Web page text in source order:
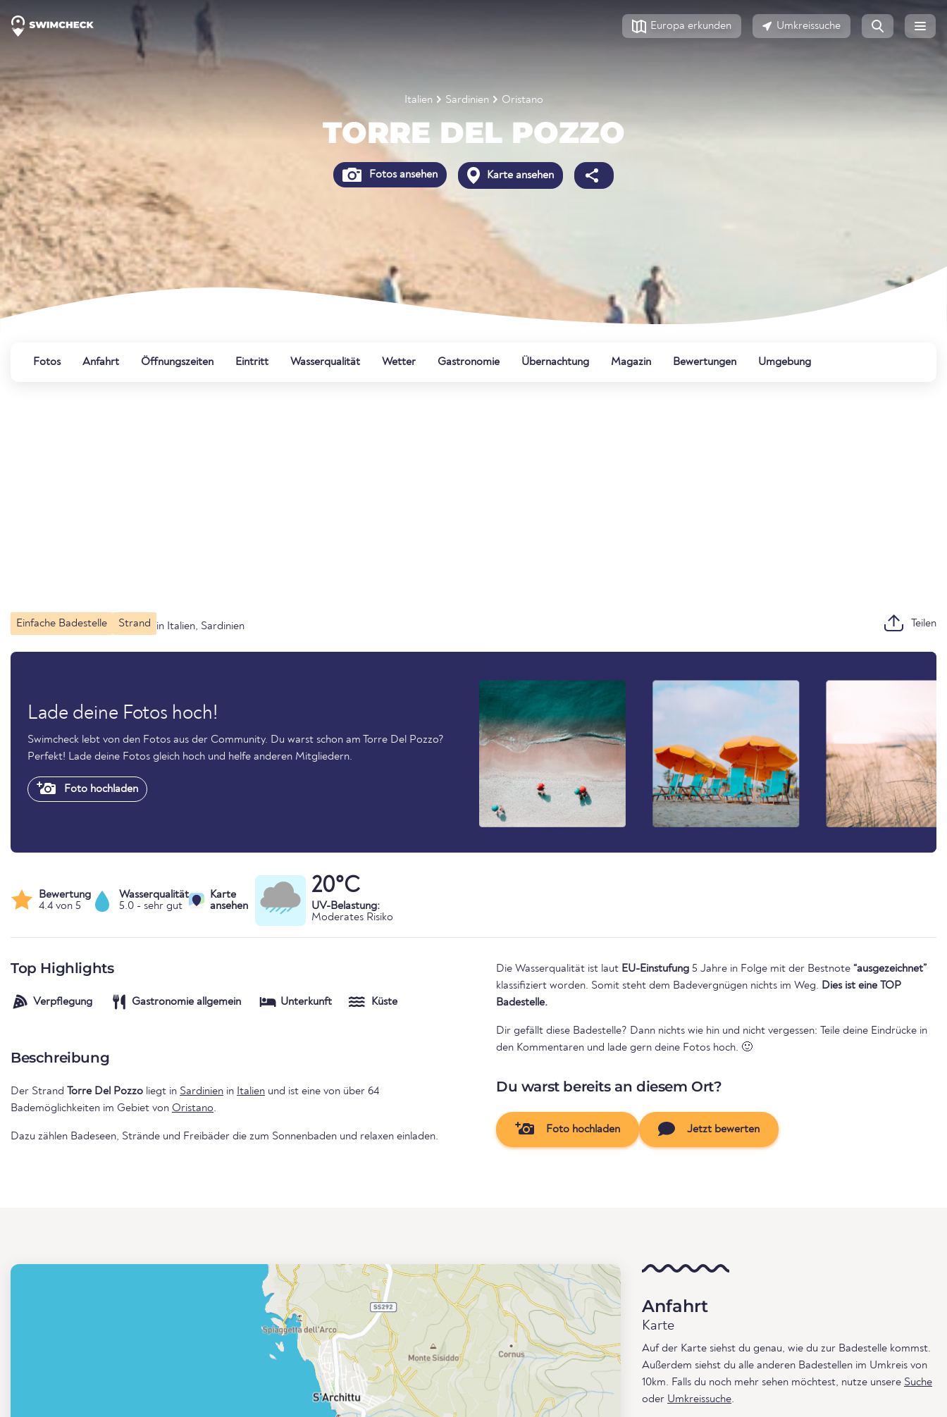
Europa erkunden Umkreissuche
Italien Sardinien Oristano
TORRE DEL POZZO
Fotos ansehen Karte ansehen
Fotos Anfahrt Öffnungszeiten Eintritt Wasserqualität Wetter Gastronomie Übernachtung Magazin Bewertungen Umgebung
Einfache Badestelle Strand in Italien, Sardinien Teilen
Lade deine Fotos hoch!
Swimcheck lebt von den Fotos aus der Community. Du warst schon am Torre Del Pozzo?
Perfekt! Lade deine Fotos gleich hoch und helfe anderen Mitgliedern.
Foto hochladen
Bewertung
4.4 von 5
Wasserqualität
5.0 - sehr gut
Karte
ansehen
20°C
UV-Belastung:
Moderates Risiko
Top Highlights
Verpflegung Gastronomie allgemein Unterkunft Küste
Beschreibung
Der Strand Torre Del Pozzo liegt in Sardinien in Italien und ist eine von über 64
Bademöglichkeiten im Gebiet von Oristano.
Dazu zählen Badeseen, Strände und Freibäder die zum Sonnenbaden und relaxen einladen.
Die Wasserqualität ist laut EU-Einstufung 5 Jahre in Folge mit der Bestnote “ausgezeichnet”
klassifiziert worden. Somit steht dem Badevergnügen nichts im Weg. Dies ist eine TOP
Badestelle.
Dir gefällt diese Badestelle? Dann nichts wie hin und nicht vergessen: Teile deine Eindrücke in
den Kommentaren und lade gern deine Fotos hoch. 🙂
Du warst bereits an diesem Ort?
Foto hochladen Jetzt bewerten
Anfahrt
Karte
Auf der Karte siehst du genau, wie du zur Badestelle kommst.
Außerdem siehst du alle anderen Badestellen im Umkreis von
10km. Falls du noch mehr sehen möchtest, nutze unsere Suche
oder Umkreissuche.